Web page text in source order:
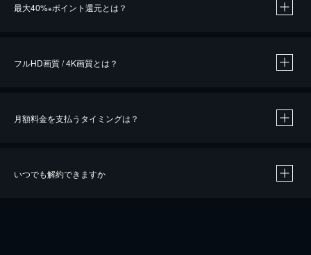
最大40%※ポイント還元とは？
※40％ポイント還元の対象は、クレジットカード決済による作品の購入 / レンタルです。
フルHD画質 / 4K画質とは？
月額料金を支払うタイミングは？
いつでも解約できますか